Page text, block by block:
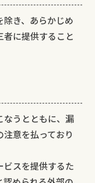
き、あらかじめ
者に提供すること
なうとともに、漏
意を払っており
ビスを提供するた